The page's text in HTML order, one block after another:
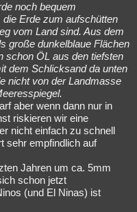
noch bequem
Erde zum aufschütten
vom Land sind. Aus dem
große dunkelblaue Flächen
schon ÖL aus den tiefsten
dem Schlicksand da unten
nicht von der Landmasse
aber wenn dann nur in
riskieren wir eine
nicht einfach zu schnell
sehr empfindlich auf
Jahren um ca. 5mm
schon jetzt
(und El Ninas) ist